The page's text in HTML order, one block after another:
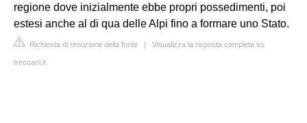
regione dove inizialmente ebbe propri possedimenti, poi
estesi anche al di qua delle Alpi fino a formare uno Stato.
Richiesta di rimozione della fonte | Visualizza la risposta completa su
treccani.it